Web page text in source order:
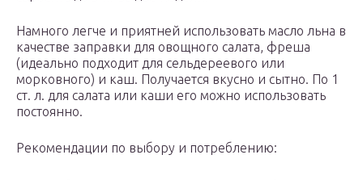
Намного легче и приятней использовать масло льна в
качестве заправки для овощного салата, фреша
(идеально подходит для сельдереевого или
морковного) и каш. Получается вкусно и сытно. По 1
ст. л. для салата или каши его можно использовать
постоянно.
Рекомендации по выбору и потреблению: